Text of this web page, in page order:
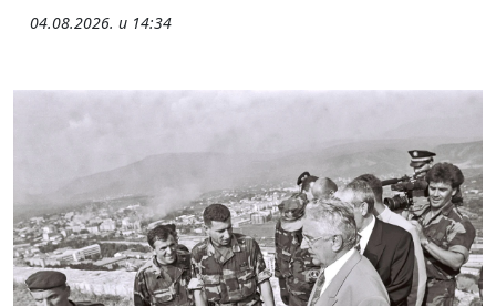
04.08.2026. u 14:34